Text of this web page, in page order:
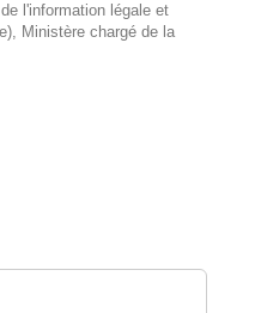
l'information légale et
Ministère chargé de la